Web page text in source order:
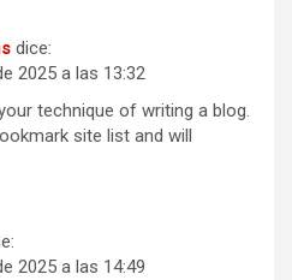
dice:
2025 a las 13:32
technique of writing a blog.
site list and will
2025 a las 14:49